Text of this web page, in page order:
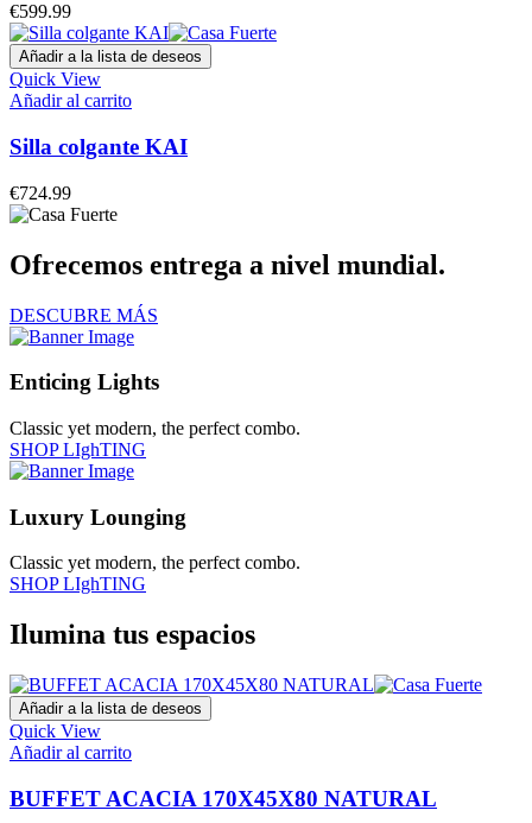
€599.99
Añadir a la lista de deseos
Quick View
Añadir al carrito
Silla colgante KAI
€724.99
Ofrecemos entrega a nivel mundial.
DESCUBRE MÁS
Enticing Lights
Classic yet modern, the perfect combo.
SHOP LIghTING
Luxury Lounging
Classic yet modern, the perfect combo.
SHOP LIghTING
Ilumina tus espacios
Añadir a la lista de deseos
Quick View
Añadir al carrito
BUFFET ACACIA 170X45X80 NATURAL